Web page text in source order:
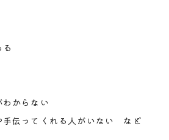
からない
手伝ってくれる人がいない など